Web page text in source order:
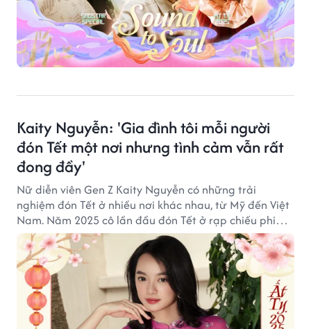
Kaity Nguyễn: 'Gia đình tôi mỗi người
đón Tết một nơi nhưng tình cảm vẫn rất
đong đầy'
Nữ diễn viên Gen Z Kaity Nguyễn có những trải
nghiệm đón Tết ở nhiều nơi khác nhau, từ Mỹ đến Việt
Nam. Năm 2025 cô lần đầu đón Tết ở rạp chiếu phim
cùng khán giả.